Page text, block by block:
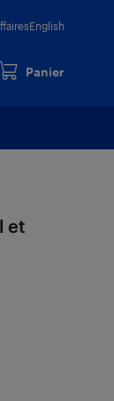
English
Panier
et